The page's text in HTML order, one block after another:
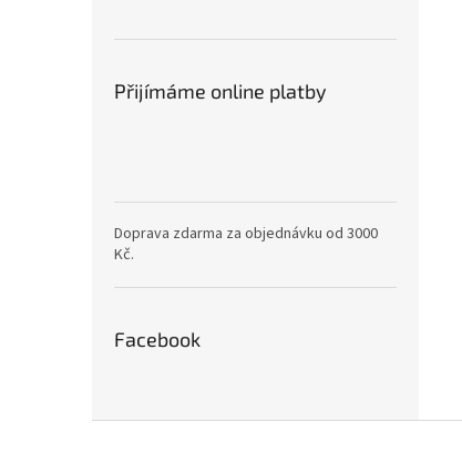
Přijímáme online platby
Doprava zdarma za objednávku od 3000
Kč.
Facebook